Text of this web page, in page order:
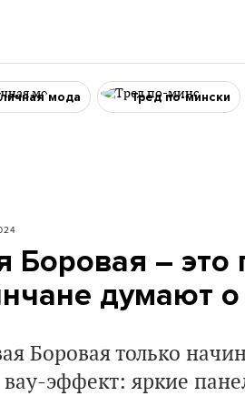
мода Тред по-мински
Боровая – это
думают
Боровая только
эффект: яркие